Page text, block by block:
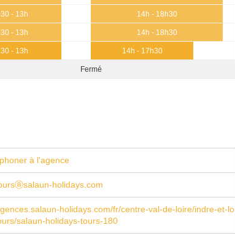
- 13h 14h - 18h30
- 13h 14h - 18h30
- 13h 14h - 17h30
Fermé
à l'agence
holidays.com
holidays.com/fr/centre-val-de-loire/indre-et-lo
salaun-holidays-tours-180